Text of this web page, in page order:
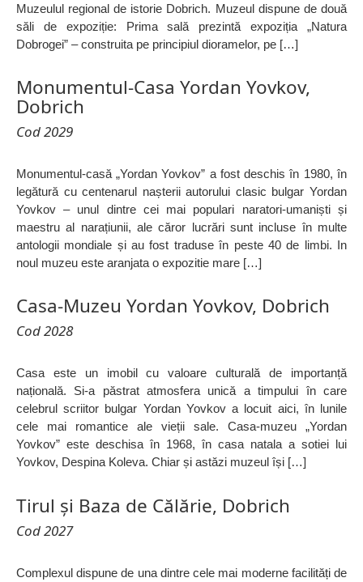
Muzeulul regional de istorie Dobrich. Muzeul dispune de două
săli de expoziție: Prima sală prezintă expoziția „Natura
Dobrogei” – construita pe principiul dioramelor, pe […]
Monumentul-Casa Yordan Yovkov,
Dobrich
Cod 2029
Monumentul-casă „Yordan Yovkov” a fost deschis în 1980, în
legătură cu centenarul nașterii autorului clasic bulgar Yordan
Yovkov – unul dintre cei mai populari naratori-umaniști și
maestru al narațiunii, ale căror lucrări sunt incluse în multe
antologii mondiale și au fost traduse în peste 40 de limbi. In
noul muzeu este aranjata o expozitie mare […]
Casa-Muzeu Yordan Yovkov, Dobrich
Cod 2028
Casa este un imobil cu valoare culturală de importanță
națională. Si-a păstrat atmosfera unică a timpului în care
celebrul scriitor bulgar Yordan Yovkov a locuit aici, în lunile
cele mai romantice ale vieții sale. Casa-muzeu „Yordan
Yovkov” este deschisa în 1968, în casa natala a sotiei lui
Yovkov, Despina Koleva. Chiar și astăzi muzeul își […]
Tirul și Baza de Călărie, Dobrich
Cod 2027
Complexul dispune de una dintre cele mai moderne facilități de